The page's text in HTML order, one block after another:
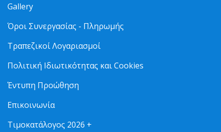
Gallery
Όροι Συνεργασίας - Πληρωμής
Τραπεζικοί Λογαριασμοί
Πολιτική Ιδιωτικότητας και Cookies
Έντυπη Προώθηση
Επικοινωνία
Τιμοκατάλογος 2026 +